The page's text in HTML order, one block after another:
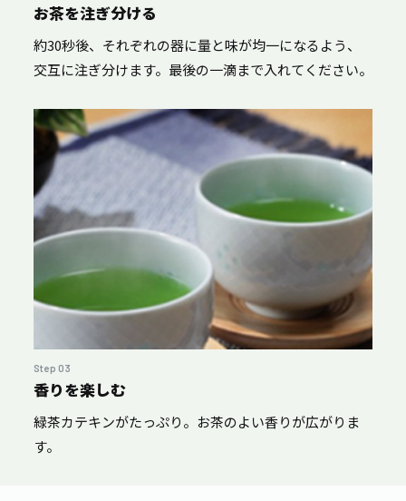
お茶を注ぎ分ける
約30秒後、それぞれの器に量と味が均一になるよう、
交互に注ぎ分けます。最後の一滴まで入れてください。
Step 03
香りを楽しむ
緑茶カテキンがたっぷり。お茶のよい香りが広がりま
す。